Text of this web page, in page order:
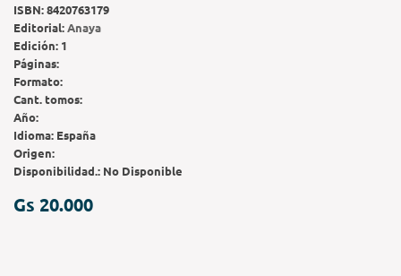
ISBN:8420763179
Editorial:Anaya
Edición: 1
Páginas:
Formato:
Cant. tomos:
Año:
Idioma: España
Origen:
Disponibilidad.: No Disponible
Gs 20.000